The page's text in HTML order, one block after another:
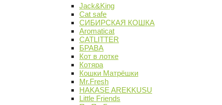
Jack&King
Cat safe
СИБИРСКАЯ КОШКА
Aromaticat
CATLITTER
БРАВА
Кот в лотке
Котяра
Кошки Матрёшки
Mr.Fresh
HAKASE AREKKUSU
Little Friends